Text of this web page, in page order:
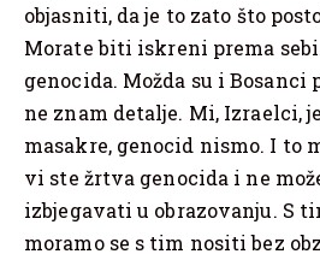
objasniti, da je to zato što
Morate biti iskreni prema
genocida. Možda su i Bosanci
ne znam detalje. Mi, Izraelci,
masakre, genocid nismo. I to
vi ste žrtva genocida i ne
izbjegavati u obrazovanju. S
moramo se s tim nositi bez